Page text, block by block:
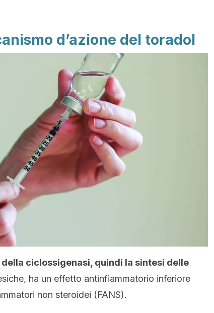
d’azione del toradol
ciclossigenasi, quindi la sintesi delle
ha un effetto antinfiammatorio inferiore
non steroidei (FANS).